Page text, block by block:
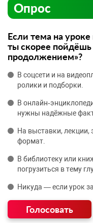
Опрос
Если тема на уроке
ты скорее пойдёшь
продолжением»?
В соцсети и на
ролики и подборки.
В
нужны надёжные
На выставки,
формат.
В библиотеку или
погрузиться в тему
Никуда — если урок